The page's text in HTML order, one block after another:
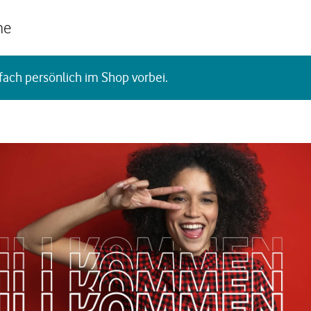
persönlich im Shop vorbei.